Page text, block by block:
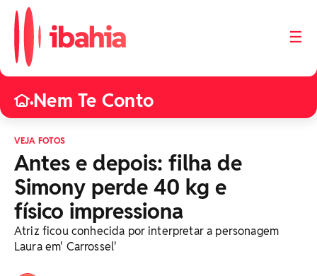
☰
•Nem Te Conto
VEJA FOTOS
Antes e depois: filha de
Simony perde 40 kg e
físico impressiona
Atriz ficou conhecida por interpretar a personagem
Laura em' Carrossel'